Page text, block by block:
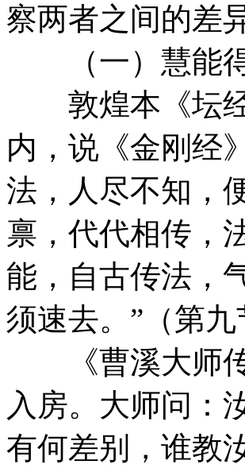
察两者之间的差
（一）慧能得
敦煌本《坛经
内，说《金刚经
法，人尽不知，
禀，代代相传，
能，自古传法，
须速去。”（第九
《曹溪大师传
入房。大师问：
有何差别，谁教